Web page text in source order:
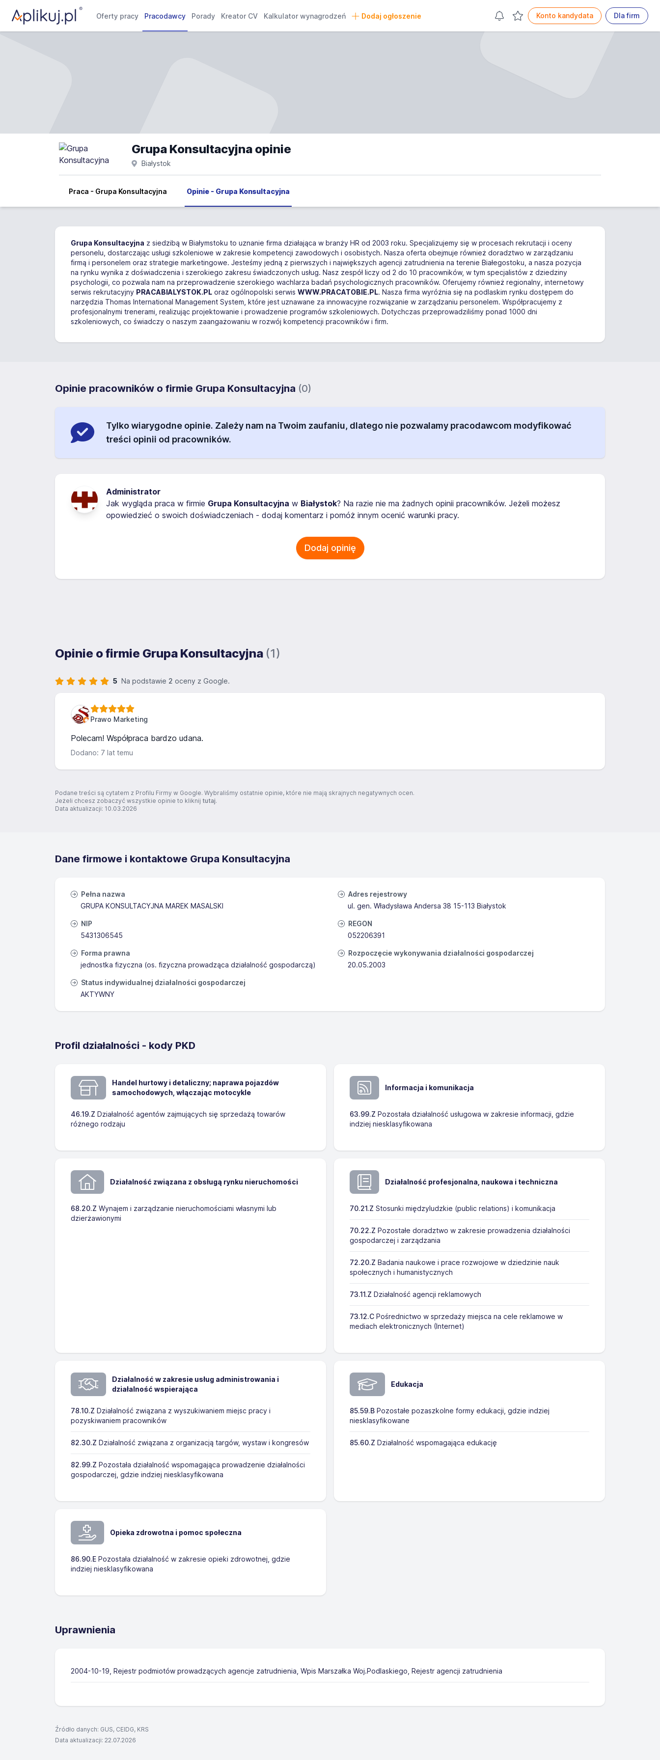
Oferty pracy Pracodawcy Porady Kreator CV Kalkulator wynagrodzeń Dodaj ogłoszenie Konto kandydata Dla firm
Grupa Konsultacyjna opinie
Białystok
Praca - Grupa Konsultacyjna Opinie - Grupa Konsultacyjna
Grupa Konsultacyjna z siedzibą w Białymstoku to uznanie firma działająca w branży HR od 2003 roku. Specjalizujemy się w procesach rekrutacji i oceny
personelu, dostarczając usługi szkoleniowe w zakresie kompetencji zawodowych i osobistych. Nasza oferta obejmuje również doradztwo w zarządzaniu
firmą i personelem oraz strategie marketingowe. Jesteśmy jedną z pierwszych i największych agencji zatrudnienia na terenie Białegostoku, a nasza pozycja
na rynku wynika z doświadczenia i szerokiego zakresu świadczonych usług. Nasz zespół liczy od 2 do 10 pracowników, w tym specjalistów z dziedziny
psychologii, co pozwala nam na przeprowadzenie szerokiego wachlarza badań psychologicznych pracowników. Oferujemy również regionalny, internetowy
serwis rekrutacyjny PRACABIALYSTOK.PL oraz ogólnopolski serwis WWW.PRACATOBIE.PL. Nasza firma wyróżnia się na podlaskim rynku dostępem do
narzędzia Thomas International Management System, które jest uznawane za innowacyjne rozwiązanie w zarządzaniu personelem. Współpracujemy z
profesjonalnymi trenerami, realizując projektowanie i prowadzenie programów szkoleniowych. Dotychczas przeprowadziliśmy ponad 1000 dni
szkoleniowych, co świadczy o naszym zaangażowaniu w rozwój kompetencji pracowników i firm.
Opinie pracowników o firmie Grupa Konsultacyjna (0)
Tylko wiarygodne opinie. Zależy nam na Twoim zaufaniu, dlatego nie pozwalamy pracodawcom modyfikować
treści opinii od pracowników.
Administrator
Jak wygląda praca w firmie Grupa Konsultacyjna w Białystok? Na razie nie ma żadnych opinii pracowników. Jeżeli możesz
opowiedzieć o swoich doświadczeniach - dodaj komentarz i pomóż innym ocenić warunki pracy.
Dodaj opinię
Opinie o firmie Grupa Konsultacyjna (1)
5 Na podstawie 2 oceny z Google.
Prawo Marketing
Polecam! Współpraca bardzo udana.
Dodano: 7 lat temu
Podane treści są cytatem z Profilu Firmy w Google. Wybraliśmy ostatnie opinie, które nie mają skrajnych negatywnych ocen.
Jeżeli chcesz zobaczyć wszystkie opinie to kliknij tutaj.
Data aktualizacji: 10.03.2026
Dane firmowe i kontaktowe Grupa Konsultacyjna
Pełna nazwa
GRUPA KONSULTACYJNA MAREK MASALSKI
Adres rejestrowy
ul. gen. Władysława Andersa 38 15-113 Białystok
NIP
5431306545
REGON
052206391
Forma prawna
jednostka fizyczna (os. fizyczna prowadząca działalność gospodarczą)
Rozpoczęcie wykonywania działalności gospodarczej
20.05.2003
Status indywidualnej działalności gospodarczej
AKTYWNY
Profil działalności - kody PKD
Handel hurtowy i detaliczny; naprawa pojazdów
samochodowych, włączając motocykle
46.19.Z Działalność agentów zajmujących się sprzedażą towarów
różnego rodzaju
Informacja i komunikacja
63.99.Z Pozostała działalność usługowa w zakresie informacji, gdzie
indziej niesklasyfikowana
Działalność związana z obsługą rynku nieruchomości
68.20.Z Wynajem i zarządzanie nieruchomościami własnymi lub
dzierżawionymi
Działalność profesjonalna, naukowa i techniczna
70.21.Z Stosunki międzyludzkie (public relations) i komunikacja
70.22.Z Pozostałe doradztwo w zakresie prowadzenia działalności
gospodarczej i zarządzania
72.20.Z Badania naukowe i prace rozwojowe w dziedzinie nauk
społecznych i humanistycznych
73.11.Z Działalność agencji reklamowych
73.12.C Pośrednictwo w sprzedaży miejsca na cele reklamowe w
mediach elektronicznych (Internet)
Działalność w zakresie usług administrowania i
działalność wspierająca
78.10.Z Działalność związana z wyszukiwaniem miejsc pracy i
pozyskiwaniem pracowników
82.30.Z Działalność związana z organizacją targów, wystaw i kongresów
82.99.Z Pozostała działalność wspomagająca prowadzenie działalności
gospodarczej, gdzie indziej niesklasyfikowana
Edukacja
85.59.B Pozostałe pozaszkolne formy edukacji, gdzie indziej
niesklasyfikowane
85.60.Z Działalność wspomagająca edukację
Opieka zdrowotna i pomoc społeczna
86.90.E Pozostała działalność w zakresie opieki zdrowotnej, gdzie
indziej niesklasyfikowana
Uprawnienia
2004-10-19, Rejestr podmiotów prowadzących agencje zatrudnienia, Wpis Marszałka Woj.Podlaskiego, Rejestr agencji zatrudnienia
Źródło danych: GUS, CEIDG, KRS
Data aktualizacji: 22.07.2026